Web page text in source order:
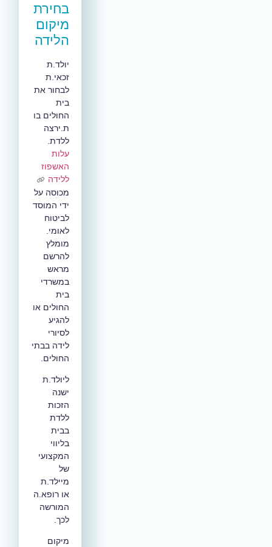
בחירת
מיקום
הלידה
יולד.ת
זכאי.ת
לבחור את
בית
החולים בו
ת.ירצה
ללדת.
עלות
האשפוז
ללידה
מכוסה על
ידי המוסד
לביטוח
לאומי.
מומלץ
להרשם
מראש
במשרדי
בית
החולים או
להגיע
לסיורי
לידה בבתי
החולים.
ליולד.ת
ישנה
הזכות
ללדת
בבית
בליווי
המקצועי
של
מיילד.ת
או רופא.ה
המורשה
לכך.
מיקום